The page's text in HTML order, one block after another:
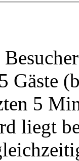
Gäste
5
liegt